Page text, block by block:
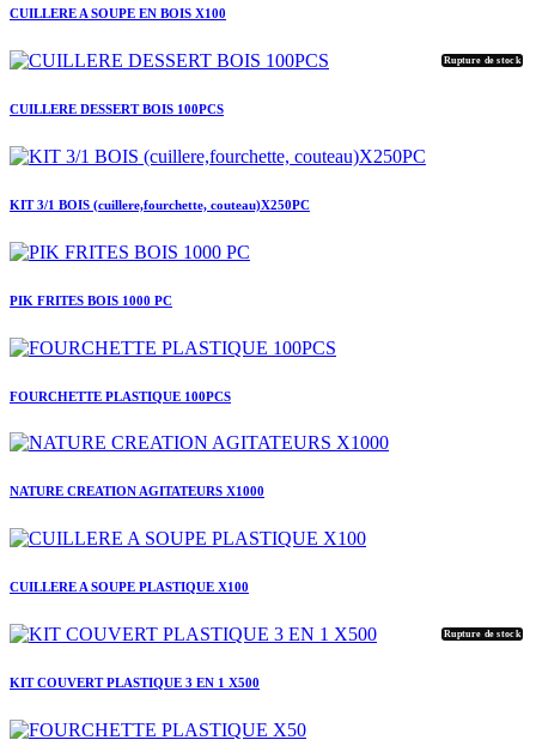
CUILLERE A SOUPE EN BOIS X100
Rupture de stock
CUILLERE DESSERT BOIS 100PCS
KIT 3/1 BOIS (cuillere,fourchette, couteau)X250PC
PIK FRITES BOIS 1000 PC
FOURCHETTE PLASTIQUE 100PCS
NATURE CREATION AGITATEURS X1000
CUILLERE A SOUPE PLASTIQUE X100
Rupture de stock
KIT COUVERT PLASTIQUE 3 EN 1 X500